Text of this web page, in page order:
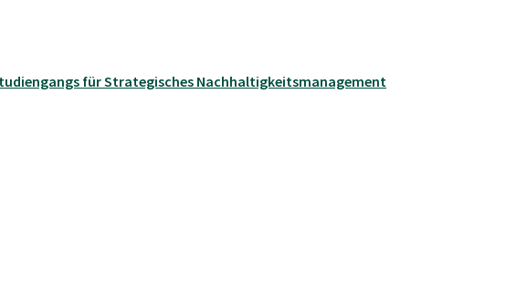
für Strategisches Nachhaltigkeitsmanagement